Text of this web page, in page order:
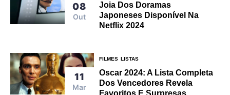
08
Out
Joia Dos Doramas
Japoneses Disponível Na
Netflix 2024
11
Mar
FILMES LISTAS
Oscar 2024: A Lista Completa
Dos Vencedores Revela